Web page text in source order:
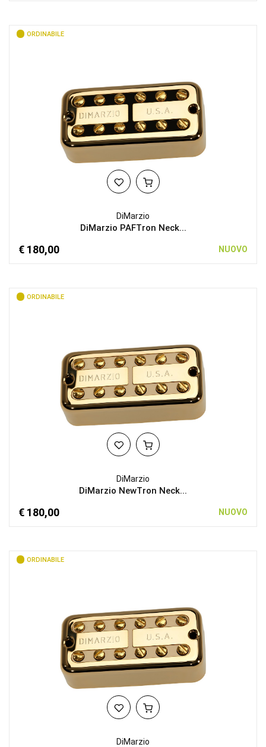
ORDINABILE
DiMarzio
DiMarzio PAFTron Neck...
€ 180,00 NUOVO
ORDINABILE
DiMarzio
DiMarzio NewTron Neck...
€ 180,00 NUOVO
ORDINABILE
DiMarzio